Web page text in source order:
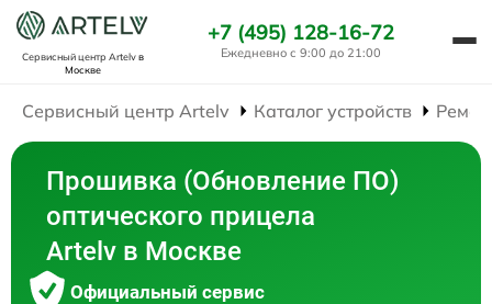
Сервисный центр Artelvв
Москве
+7 (495) 128-16-72
Ежедневно с 9:00 до 21:00
Сервисный центр Artelv Каталог устройств
Прошивка (Обновление ПО)
оптического прицела
Artelv в Москве
Официальный сервис